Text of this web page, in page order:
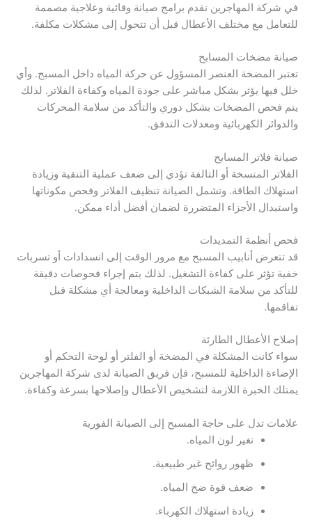
في شركة المهاجرين نقدم برامج صيانة وقائية وعلاجية مصممة
للتعامل مع مختلف الأعطال قبل أن تتحول إلى مشكلات مكلفة.
صيانة مضخات المسابح
تعتبر المضخة العنصر المسؤول عن حركة المياه داخل المسبح. وأي
خلل فيها يؤثر بشكل مباشر على جودة المياه وكفاءة الفلاتر. لذلك
يتم فحص المضخات بشكل دوري والتأكد من سلامة المحركات
والدوائر الكهربائية ومعدلات التدفق.
صيانة فلاتر المسابح
الفلاتر المتسخة أو التالفة تؤدي إلى ضعف عملية التنقية وزيادة
استهلاك الطاقة. وتشمل الصيانة تنظيف الفلاتر وفحص مكوناتها
واستبدال الأجزاء المتضررة لضمان أفضل أداء ممكن.
فحص أنظمة التمديدات
قد تتعرض أنابيب المسبح مع مرور الوقت إلى انسدادات أو تسربات
خفية تؤثر على كفاءة التشغيل. لذلك يتم إجراء فحوصات دقيقة
للتأكد من سلامة الشبكات الداخلية ومعالجة أي مشكلة قبل
تفاقمها.
إصلاح الأعطال الطارئة
سواء كانت المشكلة في المضخة أو الفلتر أو لوحة التحكم أو
الإضاءة الداخلية للمسبح، فإن فريق الصيانة لدى شركة المهاجرين
يمتلك الخبرة اللازمة لتشخيص الأعطال وإصلاحها بسرعة وكفاءة.
علامات تدل على حاجة المسبح إلى الصيانة الفورية
تغير لون المياه.
ظهور روائح غير طبيعية.
ضعف قوة ضخ المياه.
زيادة استهلاك الكهرباء.